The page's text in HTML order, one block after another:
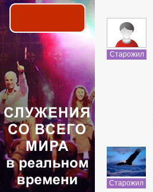
Старожил
Старожил